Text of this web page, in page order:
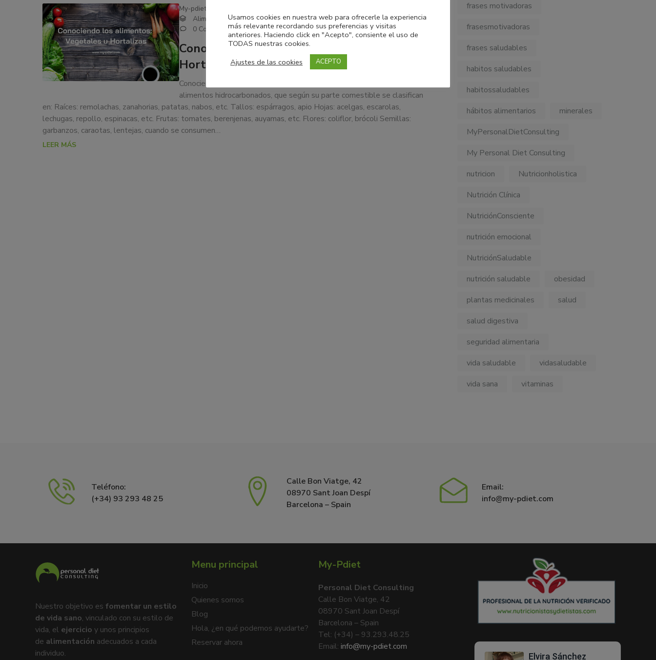
My-pdiet - Web experta en nutrición
Alimentos y tecnología
29/04/2015
0 Comentarios
Conociendo los alimentos: Vegetales u
Hortalizas
Conociendo los alimentos: Vegetales u Hortalizas Los vegetales son
alimentos hidrocarbonados, que según su parte comestible se clasifican
en: Raíces: remolachas, zanahorias, patatas, nabos, etc. Tallos: espárragos, apio Hojas: acelgas, escarolas,
lechugas, repollo, espinacas, etc. Frutas: tomates, berenjenas, auyamas, etc. Flores: coliflor, brócoli Semillas:
garbanzos, caraotas, lentejas, cuando se consumen…
LEER MÁS
frases motivadoras
frasesmotivadoras
frases saludables
habitos saludables
habitossaludables
hábitos alimentarios
minerales
MyPersonalDietConsulting
My Personal Diet Consulting
nutricion
Nutricionholistica
Nutrición Clínica
NutriciónConsciente
nutrición emocional
NutriciónSaludable
nutrición saludable
obesidad
plantas medicinales
salud
salud digestiva
seguridad alimentaria
vida saludable
vidasaludable
vida sana
vitaminas
Teléfono:
(+34) 93 293 48 25
Calle Bon Viatge, 42
08970 Sant Joan Despí
Barcelona – Spain
Email:
info@my-pdiet.com
Nuestro objetivo es fomentar un estilo
de vida sano, vinculado con su estilo de
vida, el ejercicio y unos principios
de alimentación adecuados a cada
individuo.
Menu principal
Inicio
Quienes somos
Blog
Hola, ¿en qué podemos ayudarte?
Reservar ahora
My-Pdiet
Personal Diet Consulting
Calle Bon Viatge, 42
08970 Sant Joan Despí
Barcelona – Spain
Tel: (+34) – 93.293.48.25
Email: info@my-pdiet.com
Usamos cookies en nuestra web para ofrecerle la experiencia
más relevante recordando sus preferencias y visitas
anteriores. Haciendo click en "Acepto", consiente el uso de
TODAS nuestras cookies.
Ajustes de las cookies
ACEPTO